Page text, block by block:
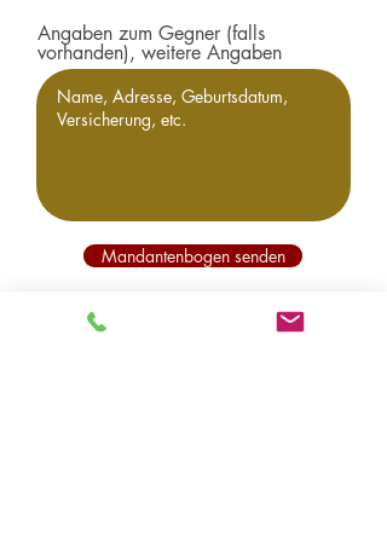
Angaben zum Gegner (falls
vorhanden), weitere Angaben
Mandantenbogen senden